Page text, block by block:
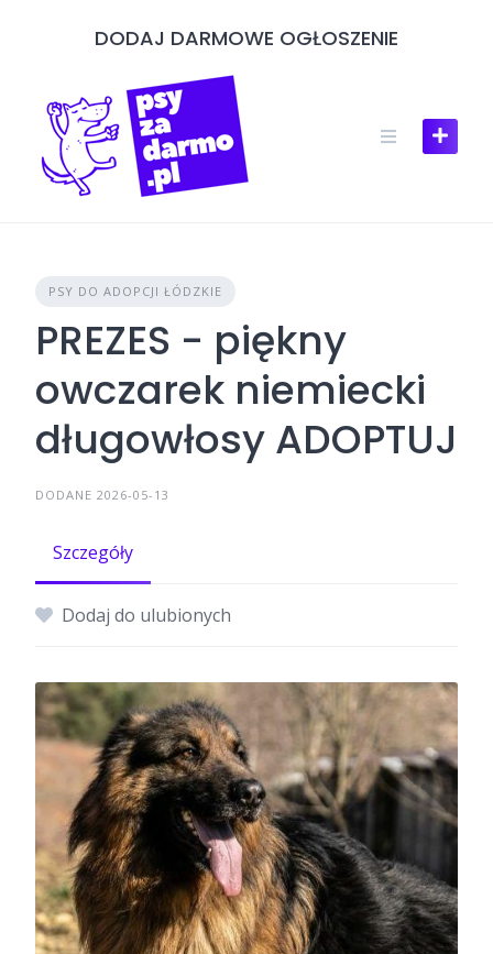
DODAJ DARMOWE OGŁOSZENIE
PSY DO ADOPCJI ŁÓDZKIE
PREZES - piękny
owczarek niemiecki
długowłosy ADOPTUJ
DODANE 2026-05-13
Szczegóły
Dodaj do ulubionych